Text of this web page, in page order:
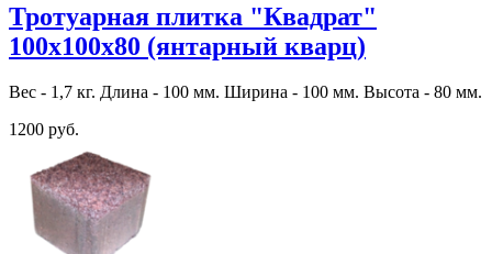
Тротуарная плитка "Квадрат"
100х100х80 (янтарный кварц)
Вес - 1,7 кг. Длина - 100 мм. Ширина - 100 мм. Высота - 80 мм.
1200 руб.